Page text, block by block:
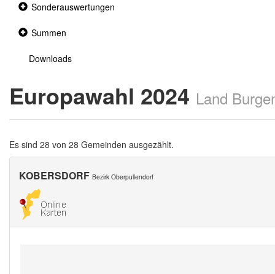
Collapsed
Sonderauswertungen
Collapsed
Summen
Downloads
Europawahl 2024 Land
Es sind 28 von 28 Gemeinden ausgezählt.
KOBERSDORF Bezirk Oberpullendorf